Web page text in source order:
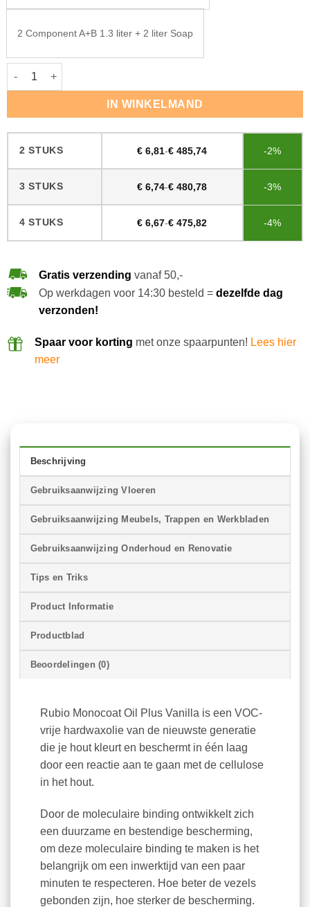
2 Component A+B 1.3 liter + 2 liter Soap
Rubio Monocoat Oil Plus Vanilla aantal
IN WINKELMAND
2 STUKS € 6,81-€ 485,74 -2%
3 STUKS € 6,74-€ 480,78 -3%
4 STUKS € 6,67-€ 475,82 -4%
Gratis verzending vanaf 50,-
Op werkdagen voor 14:30 besteld = dezelfde dag
verzonden!
Spaar voor korting met onze spaarpunten! Lees hier
meer
Beschrijving
Gebruiksaanwijzing Vloeren
Gebruiksaanwijzing Meubels, Trappen en Werkbladen
Gebruiksaanwijzing Onderhoud en Renovatie
Tips en Triks
Product Informatie
Productblad
Beoordelingen (0)
Rubio Monocoat Oil Plus Vanilla is een VOC-
vrije hardwaxolie van de nieuwste generatie
die je hout kleurt en beschermt in één laag
door een reactie aan te gaan met de cellulose
in het hout.
Door de moleculaire binding ontwikkelt zich
een duurzame en bestendige bescherming,
om deze moleculaire binding te maken is het
belangrijk om een inwerktijd van een paar
minuten te respecteren. Hoe beter de vezels
gebonden zijn, hoe sterker de bescherming.